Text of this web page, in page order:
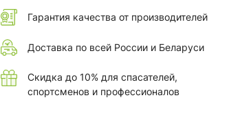
Гарантия качества от производителей
Доставка по всей России и Беларуси
Скидка до 10% для спасателей,
спортсменов и профессионалов